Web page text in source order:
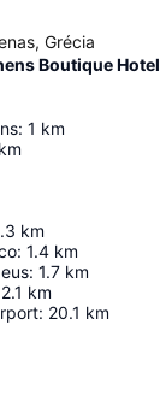
Grécia
Boutique Hotel
: 1 km
km
km
: 1.4 km
: 1.7 km
2.1 km
: 20.1 km